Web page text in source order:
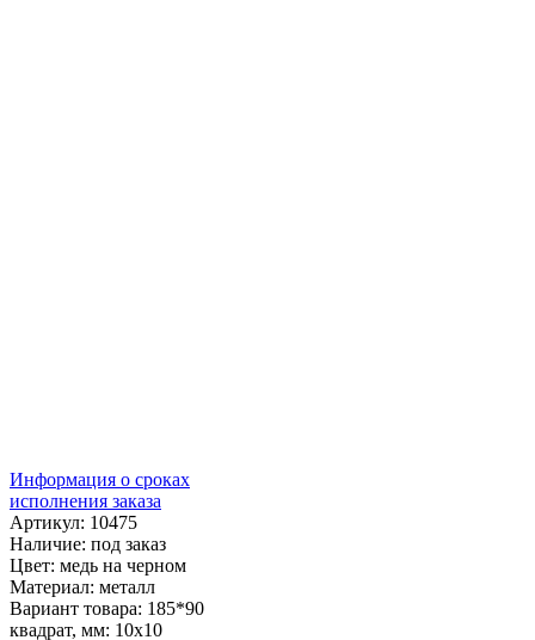
Информация о сроках
исполнения заказа
Артикул: 10475
Наличие: под заказ
Цвет: медь на черном
Материал: металл
Вариант товара: 185*90
квадрат, мм: 10х10